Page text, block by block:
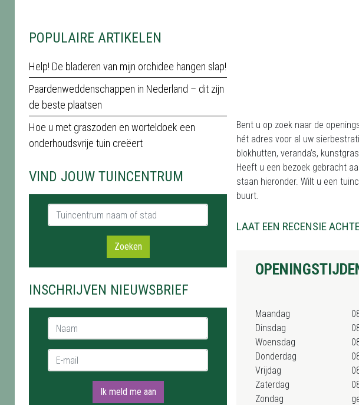
POPULAIRE ARTIKELEN
Help! De bladeren van mijn orchidee hangen slap!
Paardenweddenschappen in Nederland – dit zijn
de beste plaatsen
Hoe u met graszoden en worteldoek een
onderhoudsvrije tuin creëert
VIND JOUW TUINCENTRUM
Tuincentrum naam of stad
Zoeken
INSCHRIJVEN NIEUWSBRIEF
Naam *
E-mail *
Ik meld me aan
Bent u op zoek naar de
hét adres voor al uw
blokhutten, veranda’s,
Heeft u een bezoek gebracht
staan hieronder. Wilt u een
buurt.
LAAT EEN RECENSIE
Maandag
Dinsdag
Woensdag
Donderdag
Vrijdag
Zaterdag
Zondag